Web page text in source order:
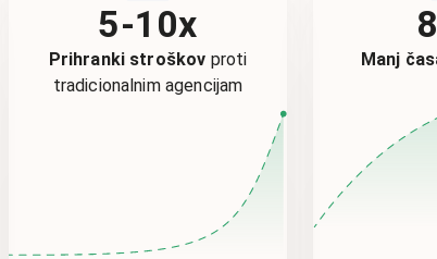
5-10x
Prihranki stroškov proti
tradicionalnim agencijam
Manj